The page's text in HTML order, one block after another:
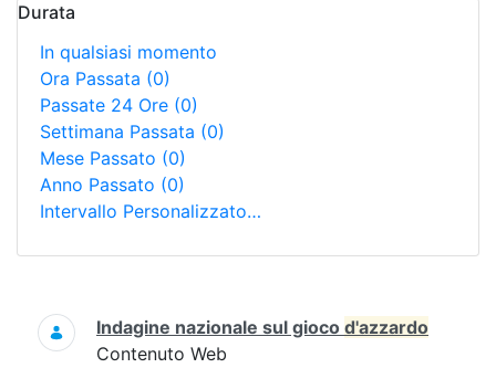
Durata
In qualsiasi momento
Ora Passata (0)
Passate 24 Ore (0)
Settimana Passata (0)
Mese Passato (0)
Anno Passato (0)
Intervallo Personalizzato…
Ricerca
Indagine nazionale sul gioco d'azzardo
Contenuto Web